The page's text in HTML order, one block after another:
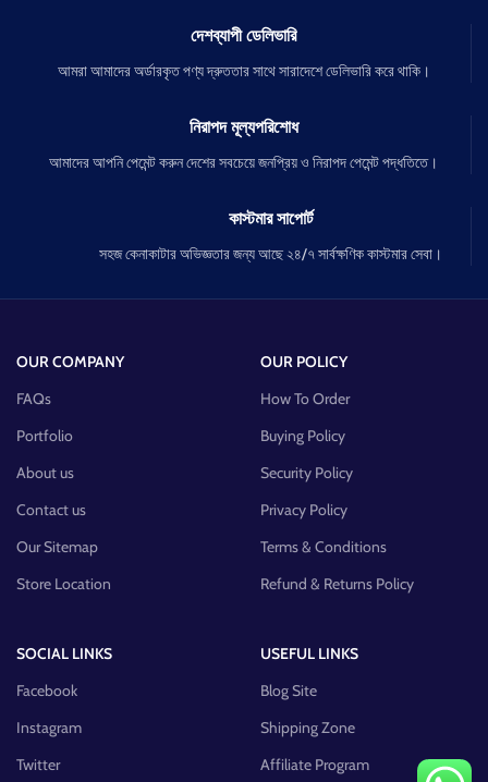
দেশব্যাপী ডেলিভারি
আমরা আমাদের অর্ডারকৃত পণ্য দ্রুততার সাথে সারাদেশে ডেলিভারি করে থাকি।
নিরাপদ মূল্যপরিশোধ
আমাদের আপনি পেমেন্ট করুন দেশের সবচেয়ে জনপ্রিয় ও নিরাপদ পেমেন্ট পদ্ধতিতে।
কাস্টমার সাপোর্ট
সহজ কেনাকাটার অভিজ্ঞতার জন্য আছে ২৪/৭ সার্বক্ষণিক কাস্টমার সেবা।
OUR COMPANY
FAQs
Portfolio
About us
Contact us
Our Sitemap
Store Location
OUR POLICY
How To Order
Buying Policy
Security Policy
Privacy Policy
Terms & Conditions
Refund & Returns Policy
SOCIAL LINKS
Facebook
Instagram
Twitter
USEFUL LINKS
Blog Site
Shipping Zone
Affiliate Program